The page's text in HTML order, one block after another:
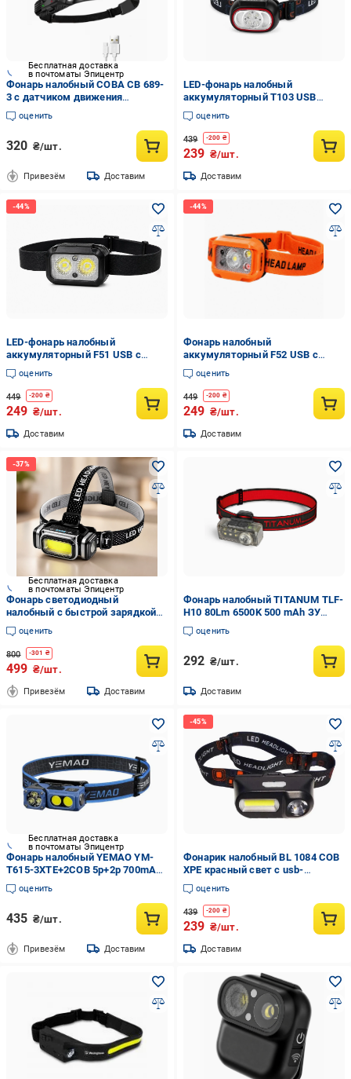
Бесплатная доставка
в почтоматы Эпицентр
Фонарь налобный COBA CB 689-
3 с датчиком движения
красным светом COB LED
аккумуляторный USB-зарядкой
оценить
320 ₴/шт.
Привезём Доставим
LED-фонарь налобный
аккумуляторный T103 USB
Type-C с датчиком движения
Черный (10579)
оценить
439 -200 ₴
239 ₴/шт.
Доставим
LED-фонарь налобный
аккумуляторный F51 USB с
датчиком движения и двумя
режимами освещения (10571)
оценить
449 -200 ₴
249 ₴/шт.
Доставим
Фонарь налобный
аккумуляторный F52 USB с
сенсором движения и 3
режимами света (10572)
оценить
449 -200 ₴
249 ₴/шт.
Доставим
Бесплатная доставка
в почтоматы Эпицентр
Фонарь светодиодный
налобный с быстрой зарядкой
Type-C 4 режимы
оценить
800 -301 ₴
499 ₴/шт.
Привезём Доставим
Фонарь налобный TITANUM TLF-
H10 80Lm 6500K 500 mAh ЗУ
Type-C 5P (46698)
оценить
292 ₴/шт.
Доставим
Бесплатная доставка
в почтоматы Эпицентр
Фонарь налобный YEMAO YM-
T615-3XTE+2COB 5p+2p 700mAh
50Lm Motion Sensor white/red
(49103)
оценить
435 ₴/шт.
Привезём Доставим
Фонарик налобный BL 1084 COB
XPE красный свет с usb-
зарядкой (8920)
оценить
439 -200 ₴
239 ₴/шт.
Доставим